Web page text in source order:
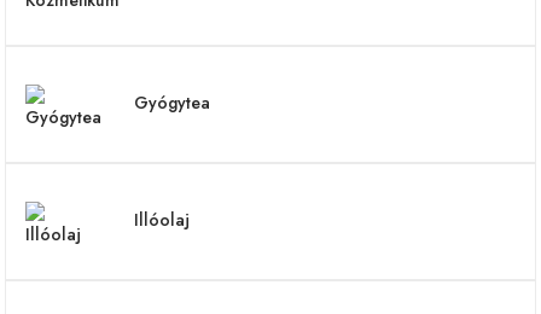
Gyógytea
Illóolaj